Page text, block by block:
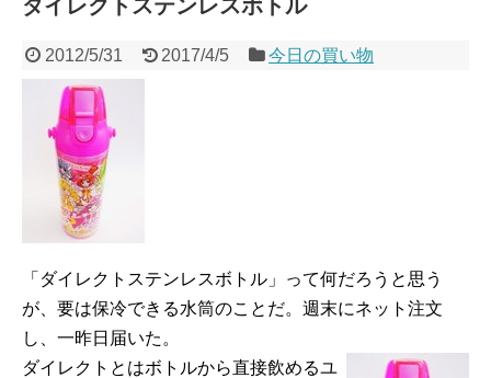
ダイレクトステンレスボトル
2012/5/31 2017/4/5 今日の買い物
「ダイレクトステンレスボトル」って何だろうと思う
が、要は保冷できる水筒のことだ。週末にネット注文
し、一昨日届いた。
ダイレクトとはボトルから直接飲めるユ